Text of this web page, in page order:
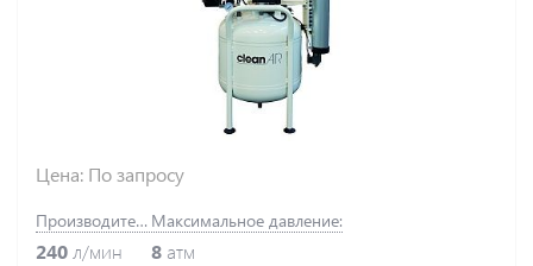
Цена: По запросу
Производительность:
240л/мин
Максимальное давление:
8 атм